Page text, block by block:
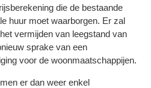
die de bestaande
huur moet waarborgen. Er zal
vermijden van leegstand van
sprake van een
voor de woonmaatschappijen.
er dan weer enkel